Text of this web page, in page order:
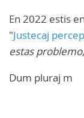
En 2022 estis
"Justecaj
estas
Dum pluraj m